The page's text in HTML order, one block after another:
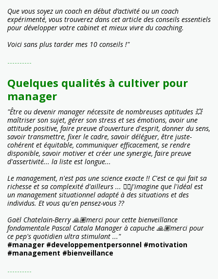
Que vous soyez un coach en début d’activité ou un coach
expérimenté, vous trouverez dans cet article des conseils essentiels
pour développer votre cabinet et mieux vivre du coaching.
Voici sans plus tarder mes 10 conseils !"
----------
Quelques qualités à cultiver pour
manager
"Être ou devenir manager nécessite de nombreuses aptitudes 💥
maîtriser son sujet, gérer son stress et ses émotions, avoir une
attitude positive, faire preuve d'ouverture d'esprit, donner du sens,
savoir transmettre, fixer le cadre, savoir déléguer, être juste-
cohérent et équitable, communiquer efficacement, se rendre
disponible, savoir motiver et créer une synergie, faire preuve
d'assertivité... la liste est longue...
Le management, n'est pas une science exacte !! C'est ce qui fait sa
richesse et sa complexité d'ailleurs ... 👉🏼J'imagine que l'idéal est
un management situationnel adapté à des situations et des
individus. Et vous qu'en pensez-vous ??
Gaël Chatelain-Berry 🙏🏽merci pour cette bienveillance
fondamentale Pascal Catala Manager à capuche 🙏🏽merci pour
ce pep's quotidien ultra stimulant ..."
#manager #developpementpersonnel #motivation
#management #bienveillance
----------